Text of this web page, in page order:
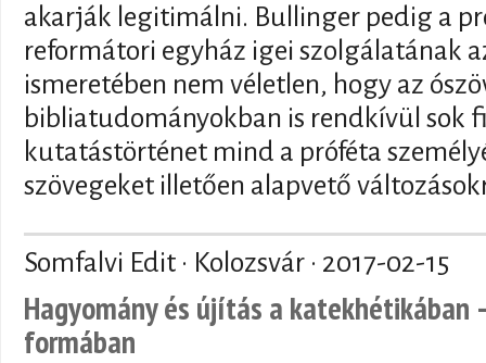
akarják legitimálni. Bullinger pedig a
reformátori egyház igei szolgálatának
ismeretében nem véletlen, hogy az
bibliatudományokban is rendkívül sok
kutatástörténet mind a próféta
szövegeket illetően alapvető
Somfalvi Edit · Kolozsvár · 2017-02-15
Hagyomány és újítás a
formában